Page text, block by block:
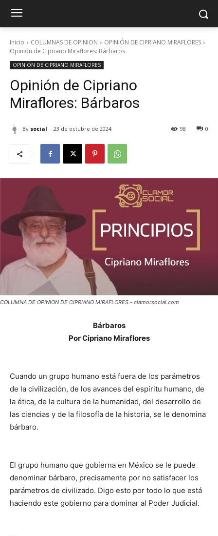
Inicio COLUMNAS DE OPINION
OPINIÓN DE CIPRIANO MIRAFLORES
Opinión de Cipriano Miraflores: Bárbaros
OPINIÓN DE CIPRIANO MIRAFLORES
Opinión de Cipriano
Miraflores: Bárbaros
By social 23 de octubre de 2024 0
98
COLUMNA DE OPINION DE CIPRIANO MIRAFLORES.- clamorsocial.com
Bárbaros
Por Cipriano Miraflores
Cuando un grupo humano está fuera de los parámetros
de la civilización, de los avances del espíritu humano, de
la ética, de la cultura de la humanidad, del desarrollo de
las ciencias y de la filosofía de la historia, se le denomina
bárbaro.
El grupo humano que gobierna en México se le puede
denominar bárbaro, precisamente por no satisfacer los
parámetros de civilizado. Digo esto por todo lo que está
haciendo este gobierno para dominar al Poder Judicial.